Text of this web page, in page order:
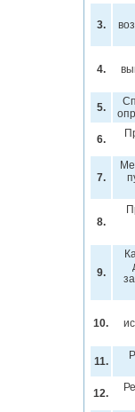
3.
4.
5.
6.
7.
8.
9.
10.
11.
12.